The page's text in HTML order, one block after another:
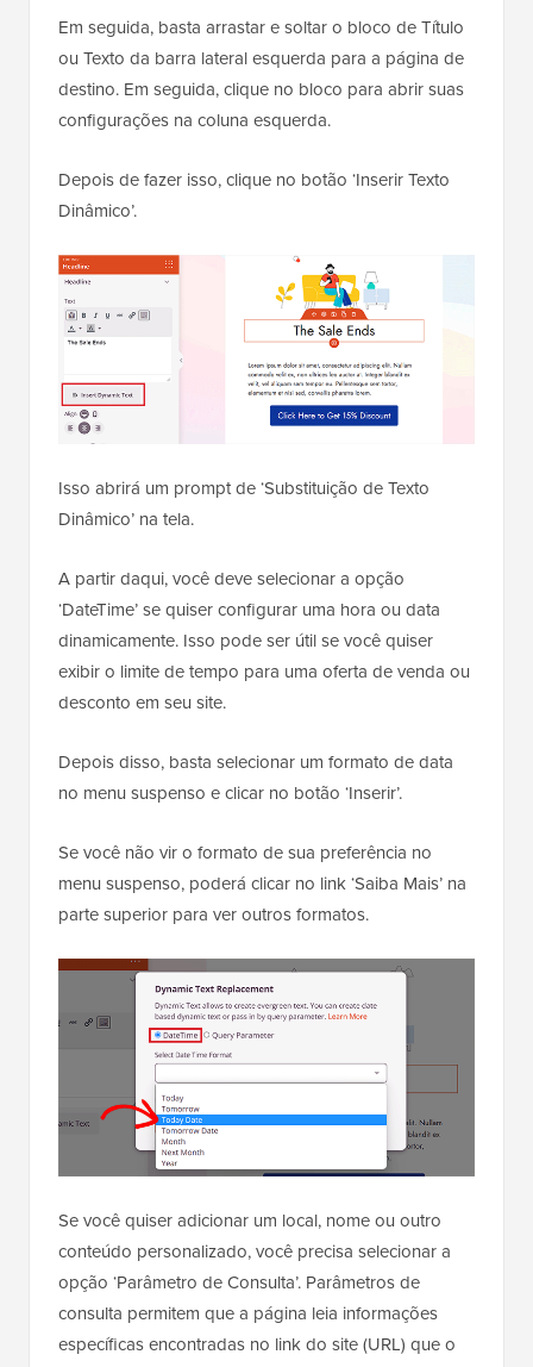
Em seguida, basta arrastar e soltar o bloco de Título
ou Texto da barra lateral esquerda para a página de
destino. Em seguida, clique no bloco para abrir suas
configurações na coluna esquerda.
Depois de fazer isso, clique no botão ‘Inserir Texto
Dinâmico’.
Isso abrirá um prompt de ‘Substituição de Texto
Dinâmico’ na tela.
A partir daqui, você deve selecionar a opção
‘DateTime’ se quiser configurar uma hora ou data
dinamicamente. Isso pode ser útil se você quiser
exibir o limite de tempo para uma oferta de venda ou
desconto em seu site.
Depois disso, basta selecionar um formato de data
no menu suspenso e clicar no botão ‘Inserir’.
Se você não vir o formato de sua preferência no
menu suspenso, poderá clicar no link ‘Saiba Mais’ na
parte superior para ver outros formatos.
Se você quiser adicionar um local, nome ou outro
conteúdo personalizado, você precisa selecionar a
opção ‘Parâmetro de Consulta’. Parâmetros de
consulta permitem que a página leia informações
específicas encontradas no link do site (URL) que o